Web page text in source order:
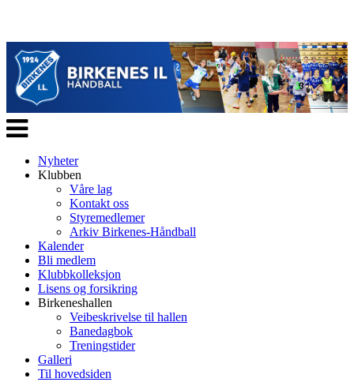
Veksle
navigasjon
Nyheter
Klubben
Våre lag
Kontakt oss
Styremedlemer
Arkiv Birkenes-Håndball
Kalender
Bli medlem
Klubbkolleksjon
Lisens og forsikring
Birkeneshallen
Veibeskrivelse til hallen
Banedagbok
Treningstider
Galleri
Til hovedsiden